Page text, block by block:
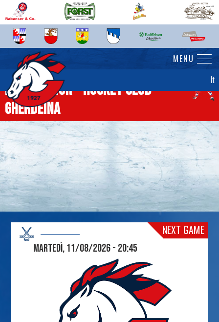
It
MENU
News senior - Hockey Club
Gherdëina
NEXT GAME
Martedì, 11/08/2026 - 20:45